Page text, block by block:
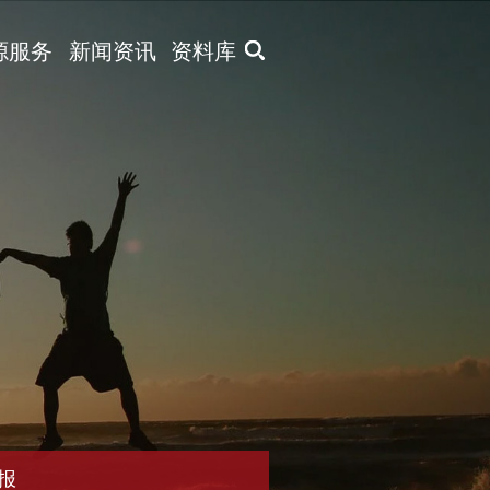
X
服务 新闻资讯 资料库